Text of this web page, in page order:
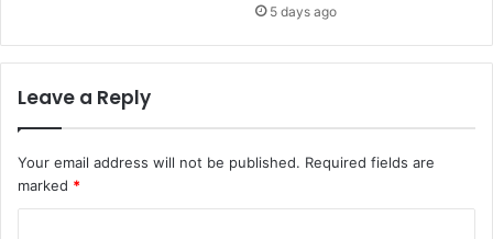
5 days ago
Leave a Reply
Your email address will not be published. Required fields are
marked *